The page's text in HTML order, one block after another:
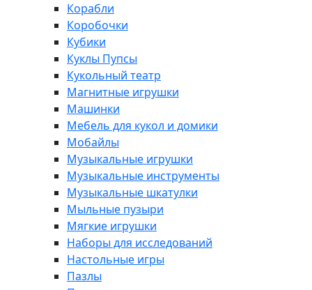
Корабли
Коробочки
Кубики
Куклы Пупсы
Кукольный театр
Магнитные игрушки
Машинки
Мебель для кукол и домики
Мобайлы
Музыкальные игрушки
Музыкальные инструменты
Музыкальные шкатулки
Мыльные пузыри
Мягкие игрушки
Наборы для исследований
Настольные игры
Пазлы